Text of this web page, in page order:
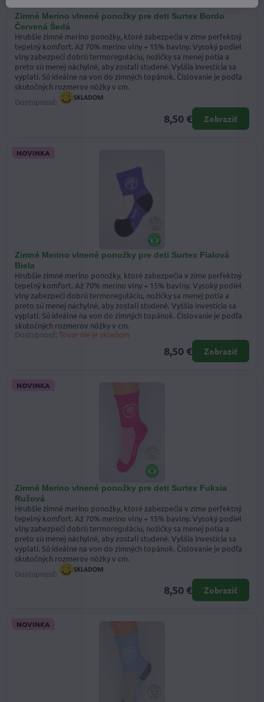
Zimné Merino vlnené ponožky pre deti Surtex Bordo
Červená Šedá
Hrubšie zimné merino ponožky, ktoré zabezpečia v zime perfektný
tepelný komfort. Až 70% merino vlny + 15% bavlny. Vysoký podiel
vlny zabezpečí dobrú termoreguláciu, nožičky sa menej potia a
preto sú menej náchylné, aby zostali studené. Vyššia investícia sa
vyplatí. Sú ideálne na von do zimných topánok. Číslovanie je podľa
skutočných rozmerov nôžky v cm.
Dostupnosť:
8,50 € Zobraziť
Zimné Merino vlnené ponožky pre deti Surtex Fialová
Biela
NOVINKA
Hrubšie zimné merino ponožky, ktoré zabezpečia v zime perfektný
tepelný komfort. Až 70% merino vlny + 15% bavlny. Vysoký podiel
vlny zabezpečí dobrú termoreguláciu, nožičky sa menej potia a
preto sú menej náchylné, aby zostali studené. Vyššia investícia sa
vyplatí. Sú ideálne na von do zimných topánok. Číslovanie je podľa
skutočných rozmerov nôžky v cm.
Dostupnosť: Tovar nie je skladom
8,50 € Zobraziť
Zimné Merino vlnené ponožky pre deti Surtex Fuksia
Ružová
NOVINKA
Hrubšie zimné merino ponožky, ktoré zabezpečia v zime perfektný
tepelný komfort. Až 70% merino vlny + 15% bavlny. Vysoký podiel
vlny zabezpečí dobrú termoreguláciu, nožičky sa menej potia a
preto sú menej náchylné, aby zostali studené. Vyššia investícia sa
vyplatí. Sú ideálne na von do zimných topánok. Číslovanie je podľa
skutočných rozmerov nôžky v cm.
Dostupnosť:
8,50 € Zobraziť
NOVINKA